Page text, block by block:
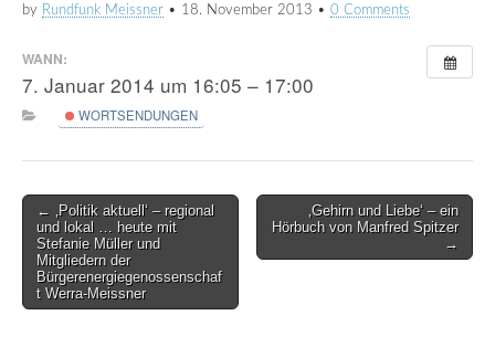
by Rundfunk Meissner • 18. November 2013 • 0 Comments
WANN:
7. Januar 2014 um 16:05 – 17:00
WORTSENDUNGEN
Post
navigation
← ‚Politik aktuell‘ – regional
und lokal … heute mit
Stefanie Müller und
Mitgliedern der
Bürgerenergiegenossenschaf
t Werra-Meissner
‚Gehirn und Liebe‘ – ein
Hörbuch von Manfred Spitzer
→